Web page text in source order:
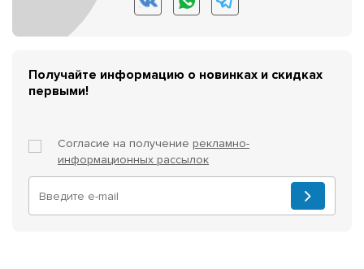
Получайте информацию о новинках и скидках
первыми!
Согласие на получение рекламно-
информационных рассылок